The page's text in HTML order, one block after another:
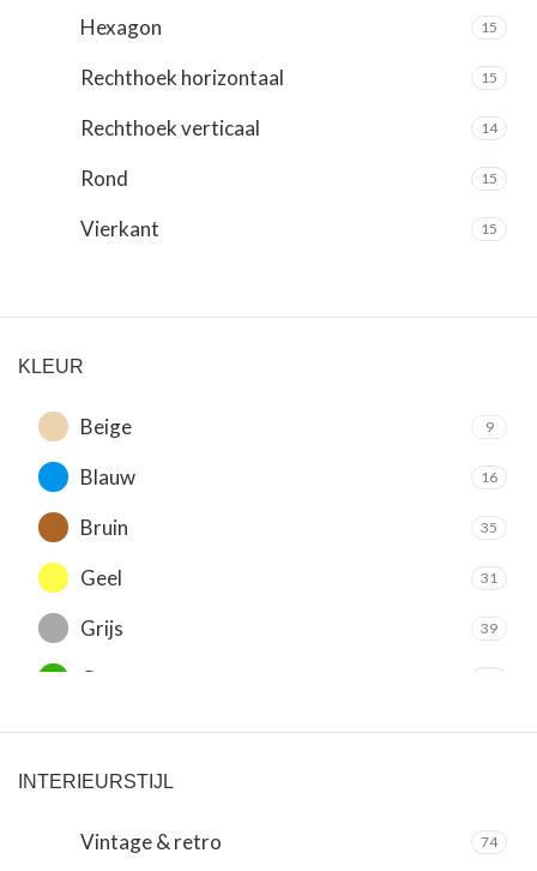
Hexagon 15
Rechthoek horizontaal 15
Rechthoek verticaal 14
Rond 15
Vierkant 15
KLEUR
Beige 9
Blauw 16
Bruin 35
Geel 31
Grijs 39
Groen
Oranje 20
Paars
Rood 18
INTERIEURSTIJL
Vintage & retro 74